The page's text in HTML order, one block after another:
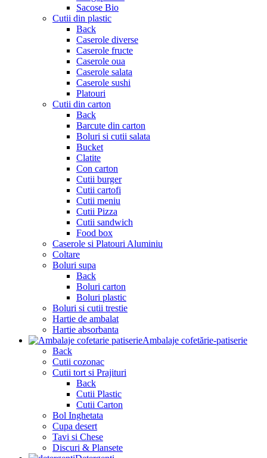
Sacose Bio
Cutii din plastic
Back
Caserole diverse
Caserole fructe
Caserole oua
Caserole salata
Caserole sushi
Platouri
Cutii din carton
Back
Barcute din carton
Boluri si cutii salata
Bucket
Clatite
Con carton
Cutii burger
Cutii cartofi
Cutii meniu
Cutii Pizza
Cutii sandwich
Food box
Caserole si Platouri Aluminiu
Coltare
Boluri supa
Back
Boluri carton
Boluri plastic
Boluri si cutii trestie
Hartie de ambalat
Hartie absorbanta
Ambalaje cofetărie-patiserie
Back
Cutii cozonac
Cutii tort si Prajituri
Back
Cutii Plastic
Cutii Carton
Bol Inghetata
Cupa desert
Tavi si Chese
Discuri & Plansete